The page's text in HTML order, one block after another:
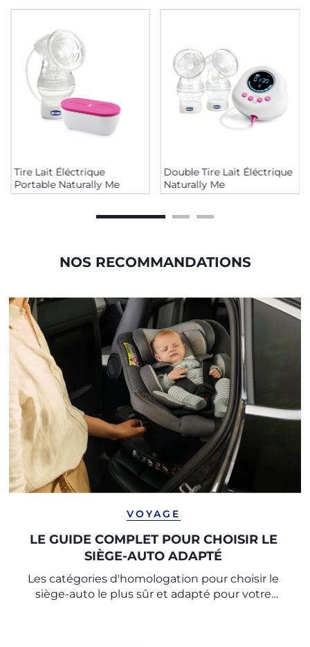
Tire Lait Éléctrique
Portable Naturally Me
Double Tire Lait Éléctrique
Naturally Me
NOS RECOMMANDATIONS
VOYAGE
LE GUIDE COMPLET POUR CHOISIR LE
SIÈGE-AUTO ADAPTÉ
Les catégories d'homologation pour choisir le
siège-auto le plus sûr et adapté pour votre